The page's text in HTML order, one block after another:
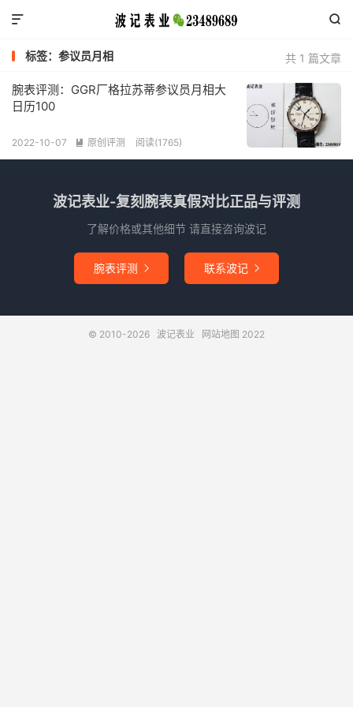


共 1 篇文章
标签：参议员月相
腕表评测：GGR厂格拉苏蒂参议员月相大
日历100
2022-10-07  原创评测 阅读(1765)
波记表业-复刻腕表真假对比正品与评测
了解价格或其他细节 请直接咨询波记
腕表评测  联系波记 
© 2010-2026 波记表业 网站地图 2022